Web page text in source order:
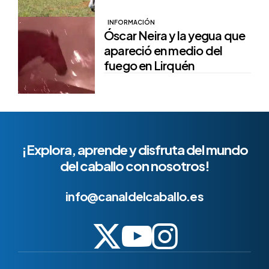
INFORMACIÓN
Óscar Neira y la yegua que
apareció en medio del
fuego en Lirquén
¡Explora, aprende y disfruta del mundo
del caballo con nosotros!
info@canaldelcaballo.es